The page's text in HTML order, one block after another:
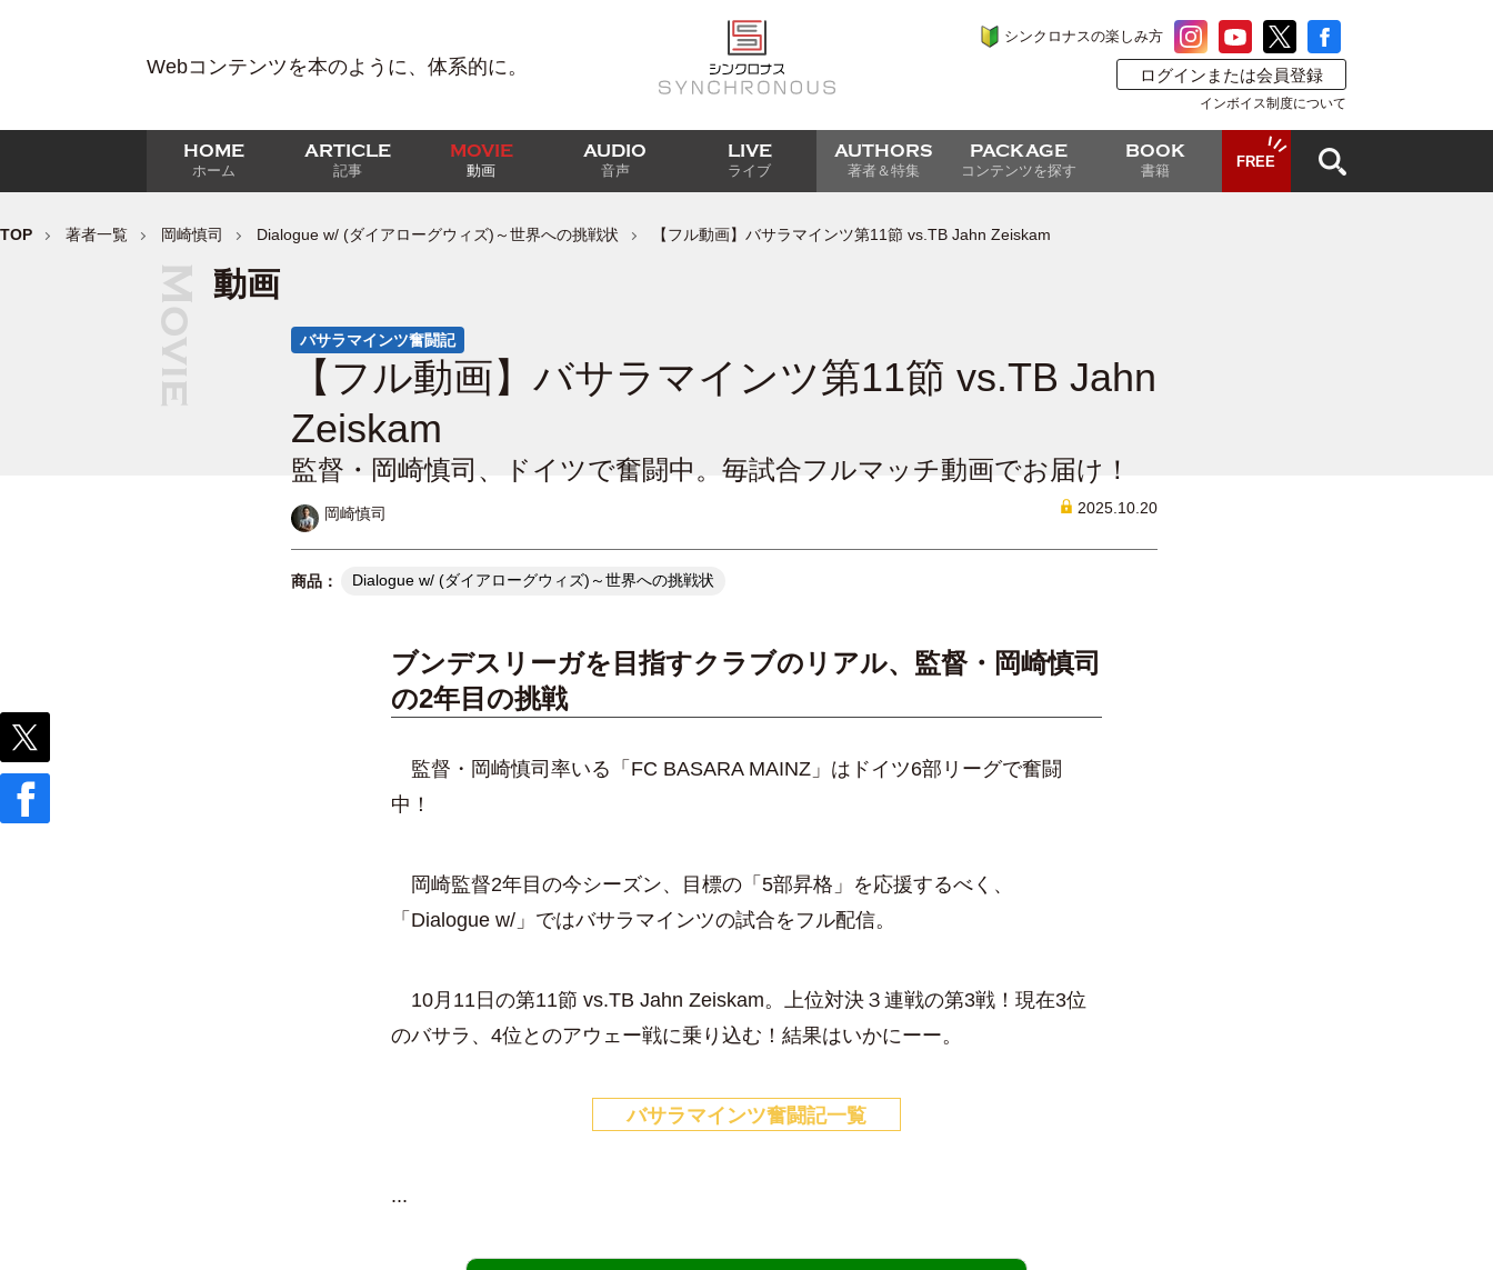
Webコンテンツを本のように、体系的に。
シンクロナスの楽しみ方
ログインまたは会員登録
インボイス制度について
HOME
ホーム
ARTICLE
記事
MOVIE
動画
AUDIO
音声
LIVE
ライブ
AUTHORS
著者＆特集
PACKAGE
コンテンツを探す
BOOK
書籍
FREE
TOP 著者一覧 岡崎慎司 Dialogue w/ (ダイアローグウィズ)～世界への挑戦状 【フル動画】バサラマインツ第11節 vs.TB Jahn Zeiskam
動画
バサラマインツ奮闘記
【フル動画】バサラマインツ第11節 vs.TB Jahn
Zeiskam
監督・岡崎慎司、ドイツで奮闘中。毎試合フルマッチ動画でお届け！
岡崎慎司 2025.10.20
Dialogue w/ (ダイアローグウィズ)～世界への挑戦状
ブンデスリーガを目指すクラブのリアル、監督・岡崎慎司
の2年目の挑戦
監督・岡崎慎司率いる「FC BASARA MAINZ」はドイツ6部リーグで奮闘
中！
岡崎監督2年目の今シーズン、目標の「5部昇格」を応援するべく、
「Dialogue w/」ではバサラマインツの試合をフル配信。
10月11日の第11節 vs.TB Jahn Zeiskam。上位対決３連戦の第3戦！現在3位
のバサラ、4位とのアウェー戦に乗り込む！結果はいかにーー。
バサラマインツ奮闘記一覧
...